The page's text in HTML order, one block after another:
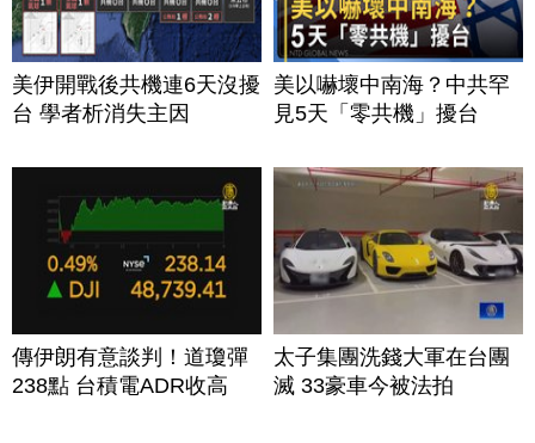
美伊開戰後共機連6天沒擾
台 學者析消失主因
美以嚇壞中南海？中共罕
見5天「零共機」擾台
傳伊朗有意談判！道瓊彈
238點 台積電ADR收高
太子集團洗錢大軍在台團
滅 33豪車今被法拍